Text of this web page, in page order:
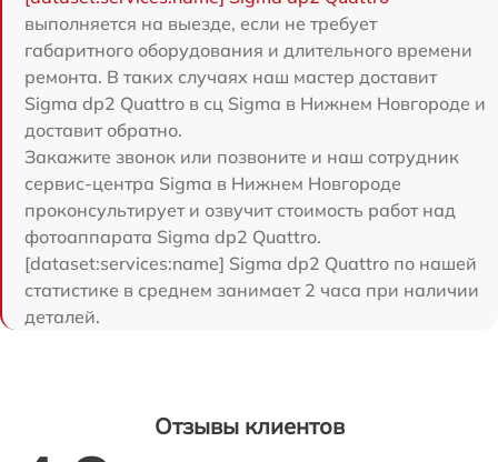
выполняется на выезде, если не требует
габаритного оборудования и длительного времени
ремонта. В таких случаях наш мастер доставит
Sigma dp2 Quattro в сц Sigma в Нижнем Новгороде и
доставит обратно.
Закажите звонок или позвоните и наш сотрудник
сервис-центра Sigma в Нижнем Новгороде
проконсультирует и озвучит стоимость работ над
фотоаппарата Sigma dp2 Quattro.
[dataset:services:name] Sigma dp2 Quattro по нашей
статистике в среднем занимает 2 часа при наличии
деталей.
Отзывы клиентов